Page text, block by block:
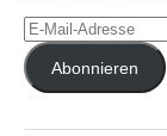
E-
Mail-
AdresseAbonnieren